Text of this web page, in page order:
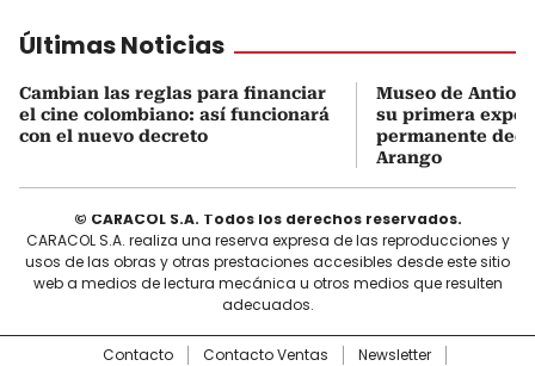
Últimas Noticias
Cambian las reglas para financiar
el cine colombiano: así funcionará
con el nuevo decreto
Museo de
su primera
permanente
Arango
© CARACOL S.A. Todos los derechos reservados.
CARACOL S.A. realiza una reserva expresa de las reproducciones y
usos de las obras y otras prestaciones accesibles desde este sitio
web a medios de lectura mecánica u otros medios que resulten
adecuados.
Contacto Contacto Ventas Newsletter